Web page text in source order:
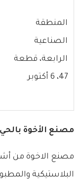
المنطقة
الصناعية
الرابعة، قطعة
47، 6 أكتوبر
مصنع الأخوة
مصنع الاخوة من
البلاستيكية